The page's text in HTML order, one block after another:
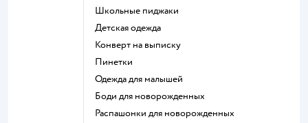
Школьные пиджаки
Детская одежда
Конверт на выписку
Пинетки
Одежда для малышей
Боди для новорожденных
Распашонки для новорожденных